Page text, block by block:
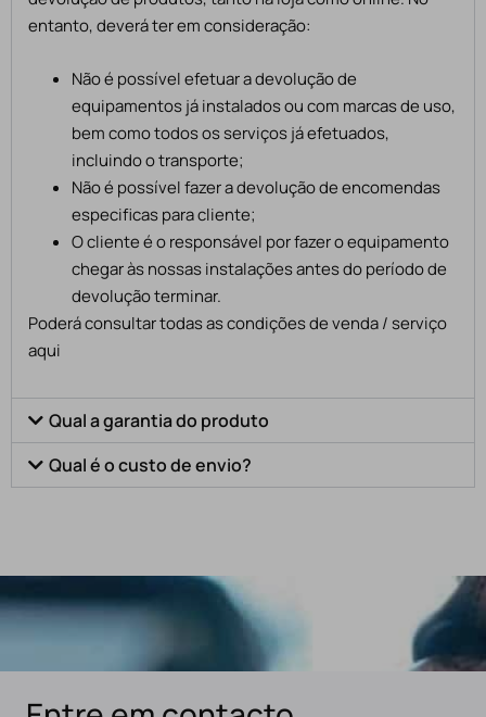
entanto, deverá ter em consideração:
Não é possível efetuar a devolução de
equipamentos já instalados ou com marcas de uso,
bem como todos os serviços já efetuados,
incluindo o transporte;
Não é possível fazer a devolução de encomendas
especificas para cliente;
O cliente é o responsável por fazer o equipamento
chegar às nossas instalações antes do período de
devolução terminar.
Poderá consultar todas as condições de venda / serviço
aqui
Qual a garantia do produto
Qual é o custo de envio?